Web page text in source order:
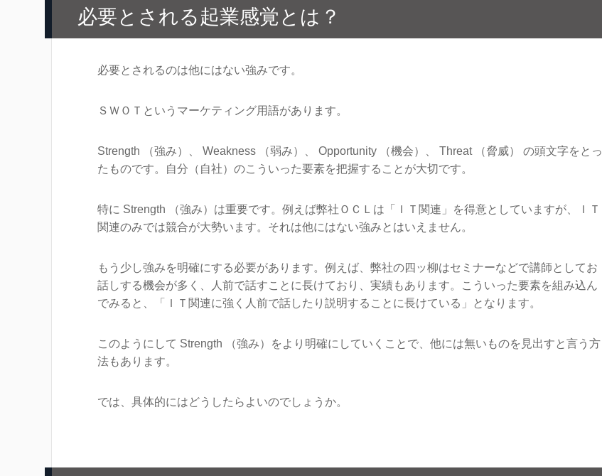
必要とされる起業感覚とは？
必要とされるのは他にはない強みです。
ＳＷＯＴというマーケティング用語があります。
Strength （強み）、 Weakness （弱み）、 Opportunity （機会）、 Threat （脅威） の頭文字をとっ
たものです。自分（自社）のこういった要素を把握することが大切です。
特に Strength （強み）は重要です。例えば弊社ＯＣＬは「ＩＴ関連」を得意としていますが、ＩＴ
関連のみでは競合が大勢います。それは他にはない強みとはいえません。
もう少し強みを明確にする必要があります。例えば、弊社の四ッ柳はセミナーなどで講師としてお
話しする機会が多く、人前で話すことに長けており、実績もあります。こういった要素を組み込ん
でみると、「ＩＴ関連に強く人前で話したり説明することに長けている」となります。
このようにして Strength （強み）をより明確にしていくことで、他には無いものを見出すと言う方
法もあります。
では、具体的にはどうしたらよいのでしょうか。